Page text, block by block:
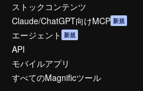
ストックコンテンツ
Claude/ChatGPT向けMCP 新規
エージェント 新規
API
モバイルアプリ
すべてのMagnificツール